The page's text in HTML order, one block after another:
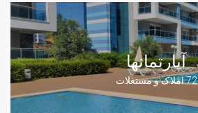
آپارتمانها
72 املاک و مستغلات